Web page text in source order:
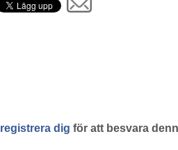
registrera dig för att besvara